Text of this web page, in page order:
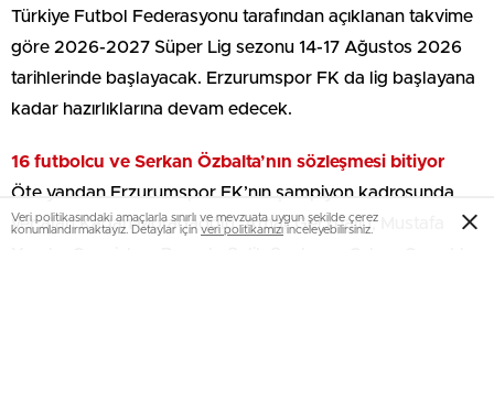
Türkiye Futbol Federasyonu tarafından açıklanan takvime
göre 2026-2027 Süper Lig sezonu 14-17 Ağustos 2026
tarihlerinde başlayacak. Erzurumspor FK da lig başlayana
kadar hazırlıklarına devam edecek.
16 futbolcu ve Serkan Özbalta’nın sözleşmesi bitiyor
Öte yandan Erzurumspor FK’nın şampiyon kadrosunda
yer alan Kağan Moradaoğlu, Amar Gerxhaliu, Mustafa
Veri politikasındaki amaçlarla sınırlı ve mevzuata uygun şekilde çerez
konumlandırmaktayız. Detaylar için veri politikamızı inceleyebilirsiniz.